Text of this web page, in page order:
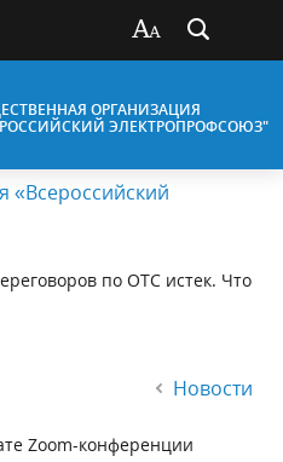
ОРГАНИЗАЦИЯ
ЭЛЕКТРОПРОФСОЮЗ"
«Всероссийский
по ОТС истек. Что
Новости
Zoom-конференции